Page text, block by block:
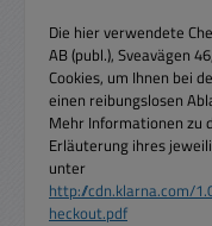
Die hier verwendete
AB (publ.), Sveavägen
Cookies, um Ihnen bei
einen reibungslosen
Mehr Informationen zu
Erläuterung ihres
unter
http://cdn.klarna.com/
heckout.pdf